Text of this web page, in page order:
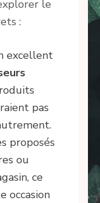
le
:
excellent
pas
proposés
ou
ce
occasion